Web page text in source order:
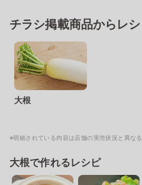
チラシ掲載商品からレ
大根
※明細されている内容は店舗の実売状況と異な
大根で作れるレシピ